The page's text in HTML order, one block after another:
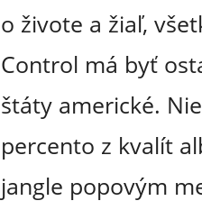
o živote a žiaľ,
Control má byť
štáty americké.
percento z kvalít
jangle popovým